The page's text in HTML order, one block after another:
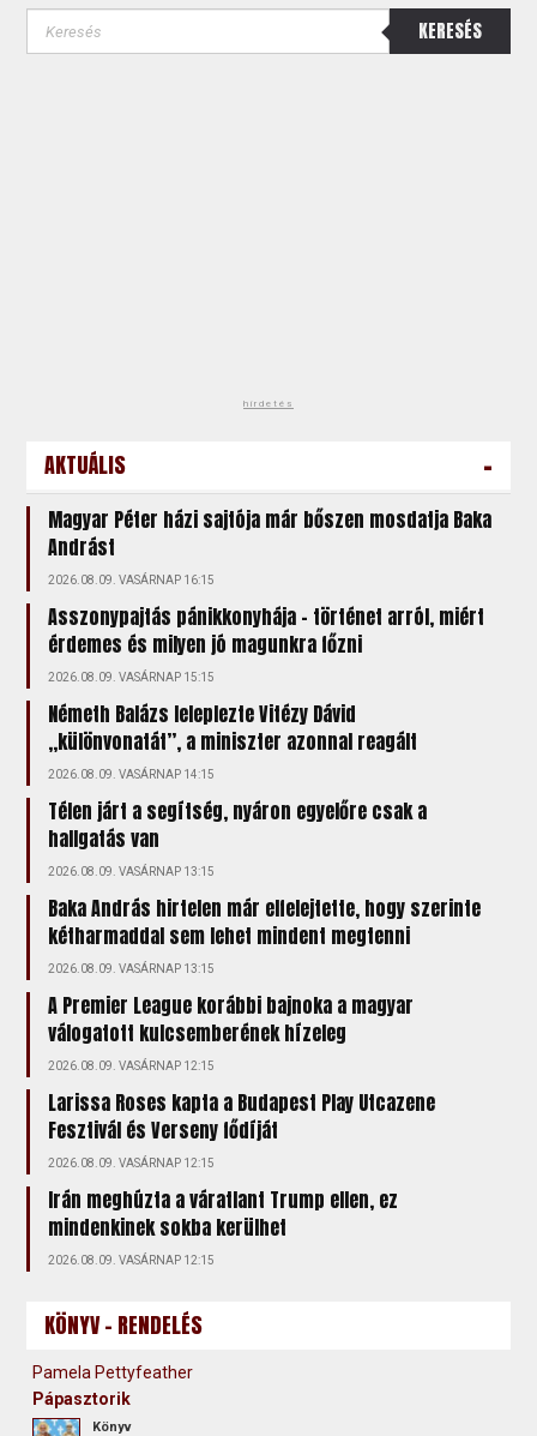
KERESÉS
hirdetés
AKTUÁLIS -
Magyar Péter házi sajtója már bőszen mosdatja Baka
Andrást
2026.08.09. VASÁRNAP 16:15
Asszonypajtás pánikkonyhája – történet arról, miért
érdemes és milyen jó magunkra főzni
2026.08.09. VASÁRNAP 15:15
Németh Balázs leleplezte Vitézy Dávid
„különvonatát”, a miniszter azonnal reagált
2026.08.09. VASÁRNAP 14:15
Télen járt a segítség, nyáron egyelőre csak a
hallgatás van
2026.08.09. VASÁRNAP 13:15
Baka András hirtelen már elfelejtette, hogy szerinte
kétharmaddal sem lehet mindent megtenni
2026.08.09. VASÁRNAP 13:15
A Premier League korábbi bajnoka a magyar
válogatott kulcsemberének hízeleg
2026.08.09. VASÁRNAP 12:15
Larissa Roses kapta a Budapest Play Utcazene
Fesztivál és Verseny fődíját
2026.08.09. VASÁRNAP 12:15
Irán meghúzta a váratlant Trump ellen, ez
mindenkinek sokba kerülhet
2026.08.09. VASÁRNAP 12:15
KÖNYV - RENDELÉS
Pamela Pettyfeather
Pápasztorik
Könyv